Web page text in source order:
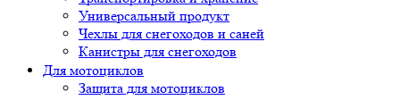
Универсальный продукт
Чехлы для снегоходов и саней
Канистры для снегоходов
Для мотоциклов
Защита для мотоциклов